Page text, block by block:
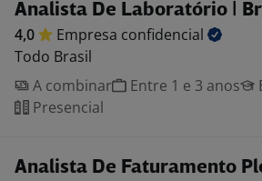
Analista De Laboratório |
4,0 Empresa confidencial
Todo Brasil
A combinar
Entre 1 e 3 anos
Presencial
Analista De Faturamento